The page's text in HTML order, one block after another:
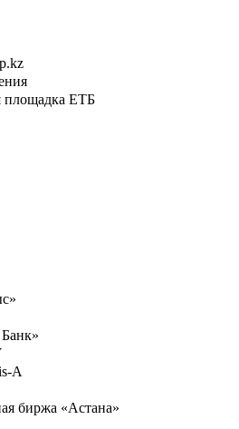
площадка ЕТБ
A
биржа «Астана»